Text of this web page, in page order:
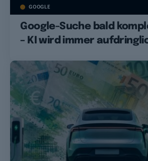
GOOGLE
Google-Suche bald
– KI wird immer